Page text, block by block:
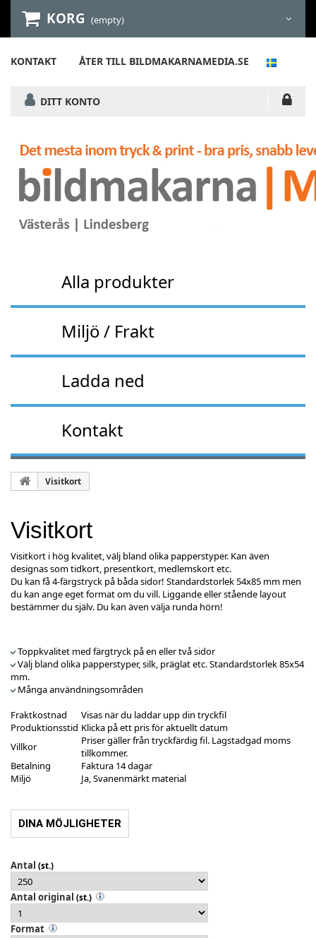
KORG (empty)
KONTAKT ÅTER TILL BILDMAKARNAMEDIA.SE
DITT KONTO
Alla produkter
Miljö / Frakt
Ladda ned
Kontakt
Visitkort
Visitkort
Visitkort i hög kvalitet, välj bland olika papperstyper. Kan även
designas som tidkort, presentkort, medlemskort etc.
Du kan få 4-färgstryck på båda sidor! Standardstorlek 54x85 mm men
du kan ange eget format om du vill. Liggande eller stående layout
bestämmer du själv. Du kan även välja runda hörn!
Toppkvalitet med färgtryck på en eller två sidor
Välj bland olika papperstyper, silk, präglat etc. Standardstorlek 85x54
mm.
Många användningsområden
Fraktkostnad
Visas när du laddar upp din tryckfil
Produktionsstid Klicka på ett pris för aktuellt datum
Villkor
Priser gäller från tryckfärdig fil. Lagstadgad moms
tillkommer.
Betalning
Faktura 14 dagar
Miljö
Ja, Svanenmärkt material
DINA MÖJLIGHETER
Antal (st.)
Antal original (st.)
Format